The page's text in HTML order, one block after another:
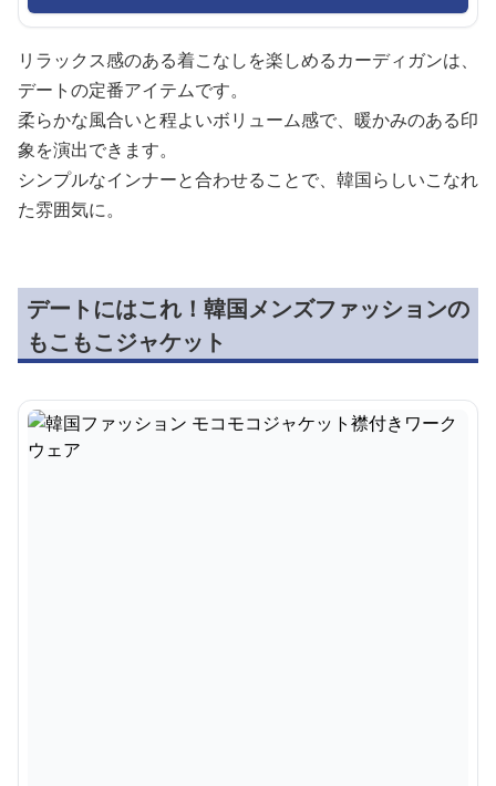
リラックス感のある着こなしを楽しめるカーディガンは、
デートの定番アイテムです。
柔らかな風合いと程よいボリューム感で、暖かみのある印
象を演出できます。
シンプルなインナーと合わせることで、韓国らしいこなれ
た雰囲気に。
デートにはこれ！韓国メンズファッションの
もこもこジャケット